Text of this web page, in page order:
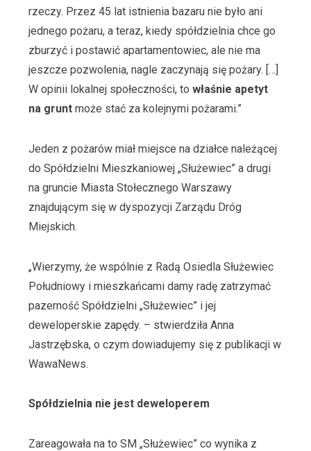
rzeczy. Przez 45 lat istnienia bazaru nie było ani
jednego pożaru, a teraz, kiedy spółdzielnia chce go
zburzyć i postawić apartamentowiec, ale nie ma
jeszcze pozwolenia, nagle zaczynają się pożary. […]
W opinii lokalnej społeczności, to właśnie apetyt
na gruntmoże stać za kolejnymi pożarami.”
Jeden z pożarów miał miejsce na działce należącej
do Spółdzielni Mieszkaniowej „Służewiec” a drugi
na gruncie Miasta Stołecznego Warszawy
znajdującym się w dyspozycji Zarządu Dróg
Miejskich.
„Wierzymy, że wspólnie z Radą Osiedla Służewiec
Południowy i mieszkańcami damy radę zatrzymać
pazerność Spółdzielni „Służewiec” i jej
deweloperskie zapędy. – stwierdziła Anna
Jastrzębska, o czym dowiadujemy się z publikacji w
WawaNews.
Spółdzielnia nie jest deweloperem
Zareagowała na to SM „Służewiec” co wynika z